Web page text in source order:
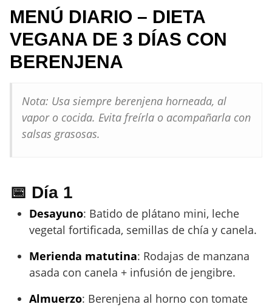
MENÚ DIARIO – DIETA
VEGANA DE 3 DÍAS CON
BERENJENA
Nota: Usa siempre berenjena horneada, al
vapor o cocida. Evita freírla o acompañarla con
salsas grasosas.
📅 Día 1
Desayuno: Batido de plátano mini, leche
vegetal fortificada, semillas de chía y canela.
Merienda matutina: Rodajas de manzana
asada con canela + infusión de jengibre.
Almuerzo: Berenjena al horno con tomate